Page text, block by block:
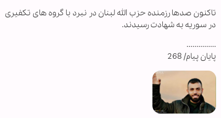
تاکنون صدها رزمنده حزب الله لبنان در نبرد با گروه های تکفیری
در سوریه به شهادت رسیدند.
...............
پایان پیام/ 268